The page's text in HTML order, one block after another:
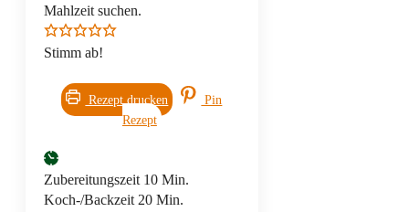
Mahlzeit suchen.
Stimm ab!
Rezept drucken
Pin
Rezept
Zubereitungszeit 10Minuten
Min.
Koch-/Backzeit 20Minuten
Min.